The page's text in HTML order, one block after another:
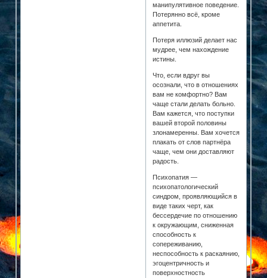
манипулятивное поведение.
Потерянно всё, кроме
аппетита.
Потеря иллюзий делает нас
мудрее, чем нахождение
истины.
Что, если вдруг вы
осознали, что в отношениях
вам не комфортно? Вам
чаще стали делать больно.
Вам кажется, что поступки
вашей второй половины
злонамеренны. Вам хочется
плакать от слов партнёра
чаще, чем они доставляют
радость.
Психопатия —
психопатологический
синдром, проявляющийся в
виде таких черт, как
бессердечие по отношению
к окружающим, сниженная
способность к
сопереживанию,
неспособность к раскаянию,
эгоцентричность и
поверхностность